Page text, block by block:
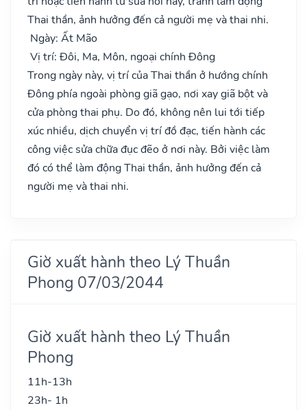
Thai thần, ảnh hưởng đến cả người mẹ và thai nhi.
Ngày: Ất Mão
Vị trí: Đôi, Ma, Môn, ngoại chính Đông
Trong ngày này, vị trí của Thai thần ở hướng chính
Đông phía ngoài phòng giã gạo, nơi xay giã bột và
cửa phòng thai phụ. Do đó, không nên lui tới tiếp
xúc nhiều, dịch chuyển vị trí đồ đạc, tiến hành các
công việc sửa chữa đục đẽo ở nơi này. Bởi việc làm
đó có thể làm động Thai thần, ảnh hưởng đến cả
người mẹ và thai nhi.
Giờ xuất hành theo Lý Thuần
Phong 07/03/2044
Giờ xuất hành theo Lý Thuần
Phong
11h-13h
23h- 1h